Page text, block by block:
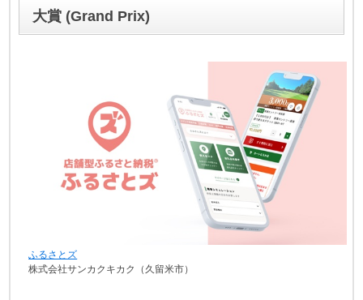
大賞 (Grand Prix)
ふるさとズ
株式会社サンカクキカク（久留米市）